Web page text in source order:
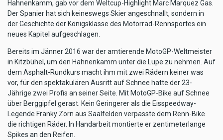
Hahnenkamm, gab vor dem Weltcup-Highlight Marc Marquez Gas.
Der Spanier hat sich keineswegs Skier angeschnallt, sondern in
der Geschichte der Königsklasse des Motorrad-Rennsportes ein
neues Kapitel aufgeschlagen.
Bereits im Jänner 2016 war der amtierende MotoGP-Weltmeister
in Kitzbühel, um den Hahnenkamm unter die Lupe zu nehmen. Auf
dem Asphalt-Rundkurs macht ihm mit zwei Rädern keiner was
vor, für den spektakulären Ausritt auf Schnee hatte der 23-
Jährige zwei Profis an seiner Seite. Mit MotoGP-Bike auf Schnee
über Berggipfel gerast. Kein Geringerer als die Eisspeedway-
Legende Franky Zorn aus Saalfelden verpasste dem Renn-Bike
die richtigen Räder. In Handarbeit montierte er zentimeterlange
Spikes an den Reifen.